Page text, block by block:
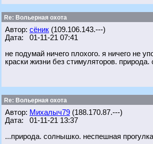
Re: Вольерная охота
Автор: сёник (109.106.143.---)
Дата: 01-11-21 07:41
не подумай ничего плохого. я ничего не
краски жизни без стимуляторов.
Re: Вольерная охота
Автор: Михалыч79 (188.170.87.---)
Дата: 01-11-21 13:37
...природа. солнышко. неспешная